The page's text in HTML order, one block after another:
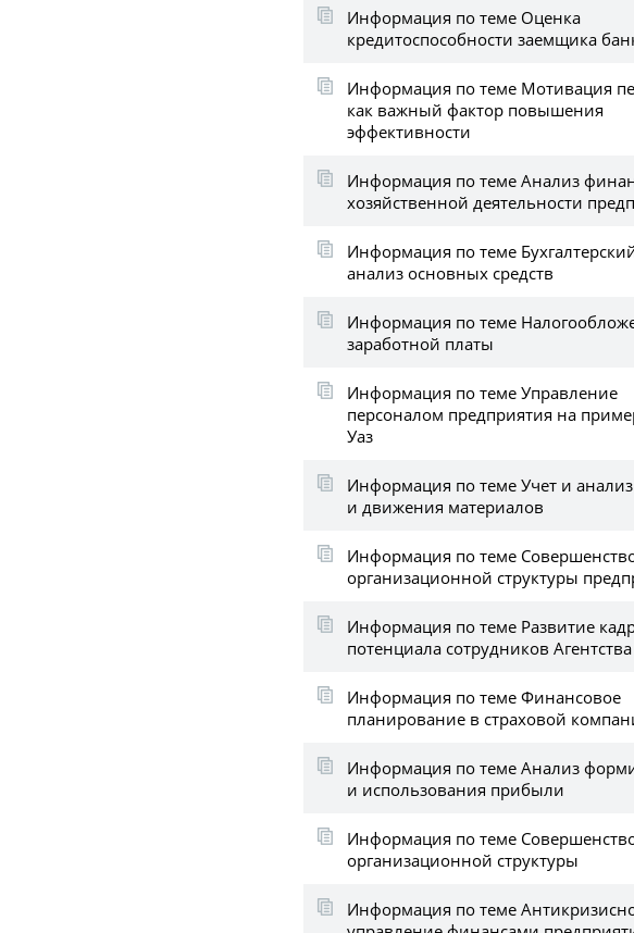
Информация по теме Оценка
кредитоспособности заемщика
Информация по теме Мотивация
как важный фактор повышения
эффективности
Информация по теме Анализ
хозяйственной деятельности
Информация по теме
анализ основных средств
Информация по теме
заработной платы
Информация по теме Управление
персоналом предприятия на
Уаз
Информация по теме Учет и
и движения материалов
Информация по теме
организационной структуры
Информация по теме Развитие
потенциала сотрудников
Информация по теме Финансовое
планирование в страховой
Информация по теме Анализ
и использования прибыли
Информация по теме
организационной структуры
Информация по теме